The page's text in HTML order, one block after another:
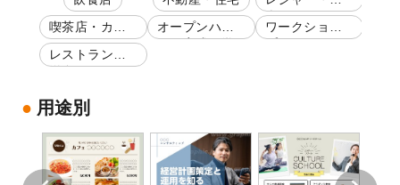
喫茶店・カフ
ェ
レストラン・
洋食
オープンハウ
ス・完成見学
楽
ワークショッ
プ
用途別